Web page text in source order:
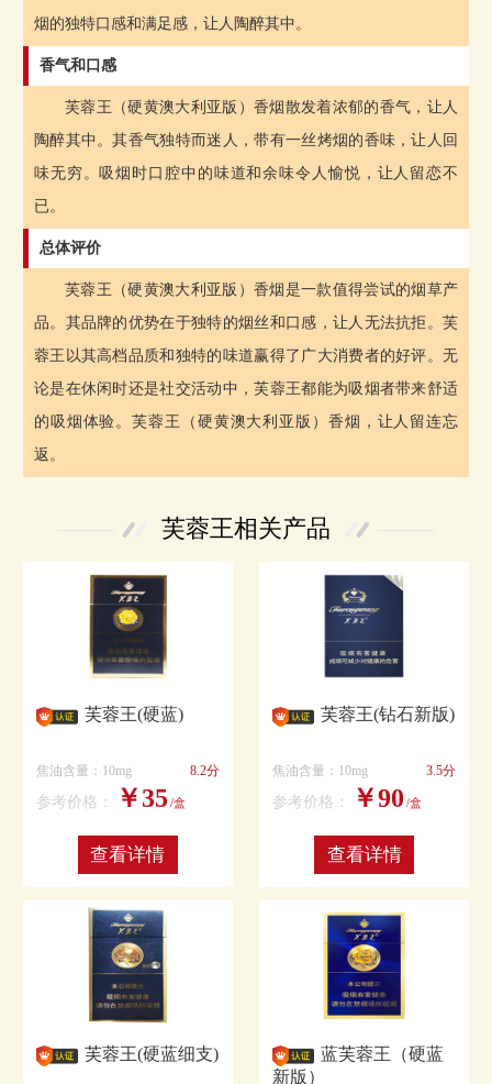
烟的独特口感和满足感，让人陶醉其中。
香气和口感
芙蓉王（硬黄澳大利亚版）香烟散发着浓郁的香气，让人
陶醉其中。其香气独特而迷人，带有一丝烤烟的香味，让人回
味无穷。吸烟时口腔中的味道和余味令人愉悦，让人留恋不
已。
总体评价
芙蓉王（硬黄澳大利亚版）香烟是一款值得尝试的烟草产
品。其品牌的优势在于独特的烟丝和口感，让人无法抗拒。芙
蓉王以其高档品质和独特的味道赢得了广大消费者的好评。无
论是在休闲时还是社交活动中，芙蓉王都能为吸烟者带来舒适
的吸烟体验。芙蓉王（硬黄澳大利亚版）香烟，让人留连忘
返。
芙蓉王相关产品
芙蓉王(硬蓝)
焦油含量：10mg 8.2分
参考价格： ￥35 /盒
查看详情
芙蓉王(钻石新版)
焦油含量：10mg 3.5分
参考价格： ￥90 /盒
查看详情
芙蓉王(硬蓝细支)
蓝芙蓉王（硬蓝
新版）